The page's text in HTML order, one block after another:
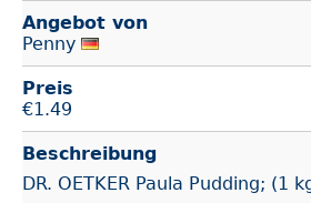
Angebot von
Penny
Preis
€1.49
Beschreibung
DR. OETKER Paula Pudding; (1